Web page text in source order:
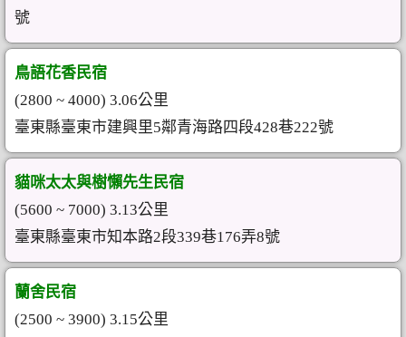
號
鳥語花香民宿
(2800 ~ 4000) 3.06公里
臺東縣臺東市建興里5鄰青海路四段428巷222號
貓咪太太與樹懶先生民宿
(5600 ~ 7000) 3.13公里
臺東縣臺東市知本路2段339巷176弄8號
蘭舍民宿
(2500 ~ 3900) 3.15公里